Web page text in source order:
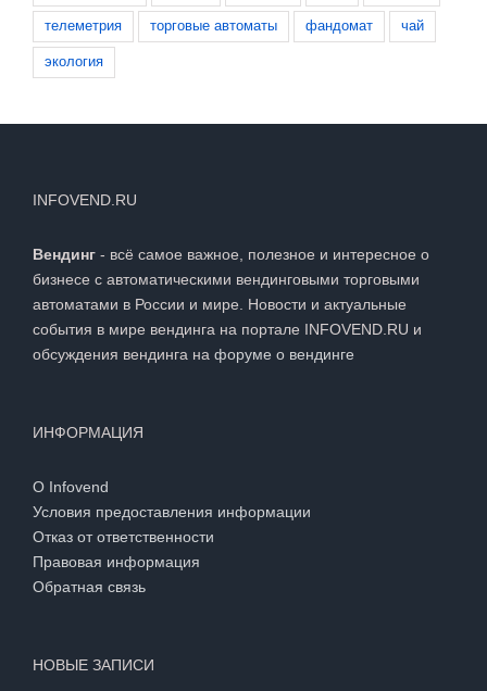
телеметрия торговые автоматы фандомат чай
экология
INFOVEND.RU
Вендинг - всё самое важное, полезное и интересное о
бизнесе с автоматическими вендинговыми торговыми
автоматами в России и мире. Новости и актуальные
события в мире вендинга на портале INFOVEND.RU и
обсуждения вендинга на форуме о вендинге
ИНФОРМАЦИЯ
О Infovend
Условия предоставления информации
Отказ от ответственности
Правовая информация
Обратная связь
НОВЫЕ ЗАПИСИ